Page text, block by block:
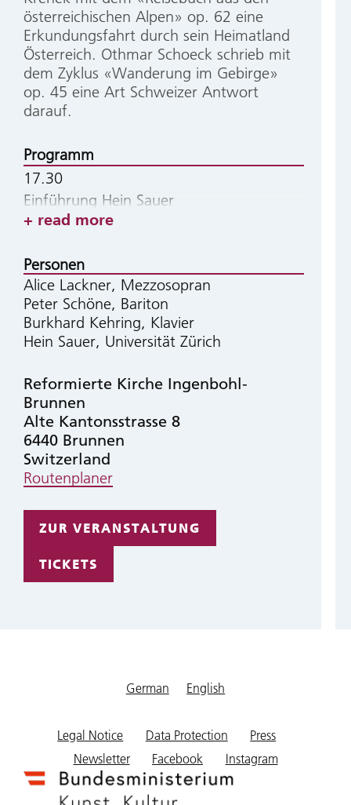
österreichischen Alpen» op. 62 eine
Erkundungsfahrt durch sein Heimatland
Österreich. Othmar Schoeck schrieb mit
dem Zyklus «Wanderung im Gebirge»
op. 45 eine Art Schweizer Antwort
darauf.
Programm
17.30
Einführung Hein Sauer
Ernst Krenek (1900–1991)
Reisebuch aus den österreichischen Alpen
op. 62
Othmar Schoeck (1886–1957)
Wanderung im Gebirge op. 45
read more
Personen
Alice Lackner, Mezzosopran
Peter Schöne, Bariton
Burkhard Kehring, Klavier
Hein Sauer, Universität Zürich
Reformierte Kirche Ingenbohl-
Brunnen
Alte Kantonsstrasse 8
6440 Brunnen
Switzerland
Routenplaner
ZUR VERANSTALTUNG
TICKETS
German English
Footer
menu
Legal Notice Data Protection
Press
Newsletter
Facebook Instagram